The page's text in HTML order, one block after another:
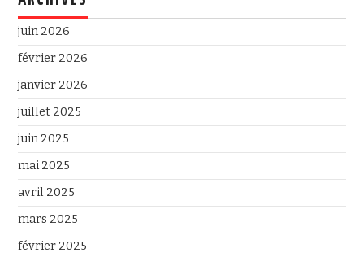
juin 2026
février 2026
janvier 2026
juillet 2025
juin 2025
mai 2025
avril 2025
mars 2025
février 2025